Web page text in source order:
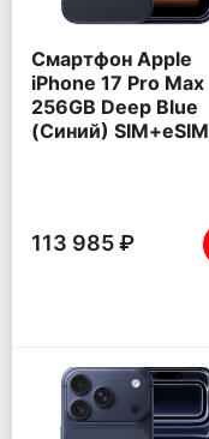
Смартфон Apple
iPhone 17 Pro Max
256GB Deep Blue
(Синий) SIM+eSIM
113 985 ₽